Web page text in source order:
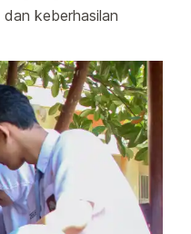
keberhasilan